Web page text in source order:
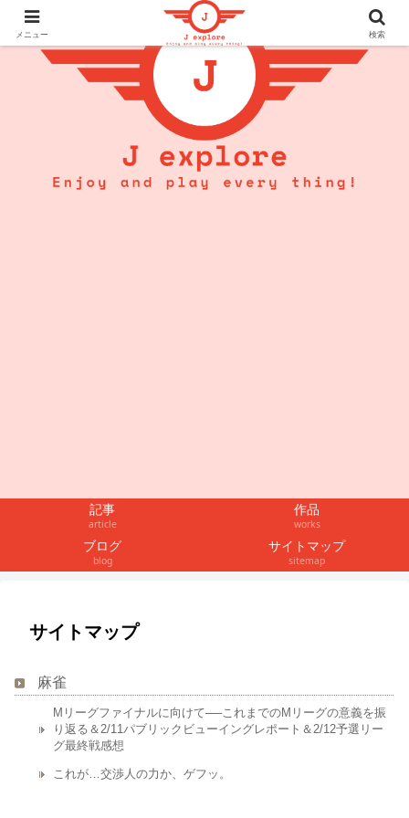
記事
article
作品
works
ブログ
blog
サイトマップ
sitemap
サイトマップ
麻雀
Mリーグファイナルに向けて──これまでのMリーグの意義を振
り返る＆2/11パブリックビューイングレポート＆2/12予選リー
グ最終戦感想
これが…交渉人の力か、ゲフッ。
メニュー 検索